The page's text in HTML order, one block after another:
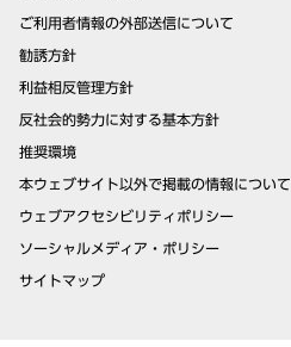
ご利用者情報の外部送信について
勧誘方針
利益相反管理方針
反社会的勢力に対する基本方針
推奨環境
本ウェブサイト以外で掲載の情報について
ウェブアクセシビリティポリシー
ソーシャルメディア・ポリシー
サイトマップ